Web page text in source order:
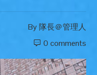
By隊長＠管理人
0 comments